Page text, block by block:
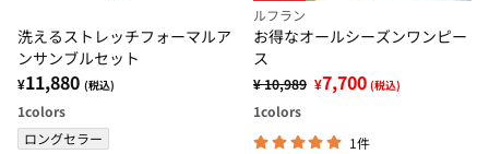
洗えるストレッチフォーマルア
ンサンブルセット
¥11,880 (税込)
1colors
ロングセラー
ルフラン
お得なオールシーズンワンピー
ス
¥ 10,989 ¥7,700 (税込)
1colors
1件